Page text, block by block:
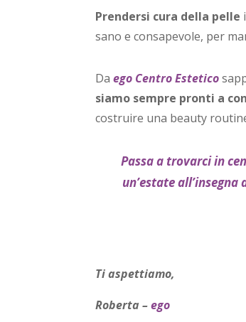
Prendersi cura della pelle
sano e consapevole, per
Daego Centro Estetico
siamo sempre pronti a
costruire una beauty
Passa a trovarci in
un’estate
Ti aspettiamo,
Roberta – ego